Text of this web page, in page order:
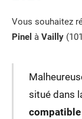
Vous souhaitez
Pinel à Vailly
situé dans